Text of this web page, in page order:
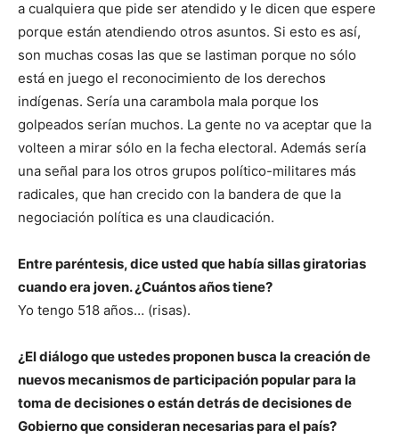
a cualquiera que pide ser atendido y le dicen que espere
porque están atendiendo otros asuntos. Si esto es así,
son muchas cosas las que se lastiman porque no sólo
está en juego el reconocimiento de los derechos
indígenas. Sería una carambola mala porque los
golpeados serían muchos. La gente no va aceptar que la
volteen a mirar sólo en la fecha electoral. Además sería
una señal para los otros grupos político-militares más
radicales, que han crecido con la bandera de que la
negociación política es una claudicación.
Entre paréntesis, dice usted que había sillas giratorias
cuando era joven. ¿Cuántos años tiene?
Yo tengo 518 años… (risas).
¿El diálogo que ustedes proponen busca la creación de
nuevos mecanismos de participación popular para la
toma de decisiones o están detrás de decisiones de
Gobierno que consideran necesarias para el país?